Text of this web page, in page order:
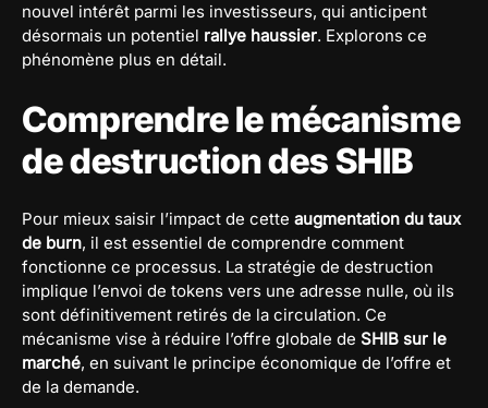
nouvel intérêt parmi les investisseurs, qui anticipent
désormais un potentiel rallye haussier. Explorons ce
phénomène plus en détail.
Comprendre le mécanisme
de destruction des SHIB
Pour mieux saisir l’impact de cette augmentation du taux
de burn, il est essentiel de comprendre comment
fonctionne ce processus. La stratégie de destruction
implique l’envoi de tokens vers une adresse nulle, où ils
sont définitivement retirés de la circulation. Ce
mécanisme vise à réduire l’offre globale de SHIB sur le
marché, en suivant le principe économique de l’offre et
de la demande.